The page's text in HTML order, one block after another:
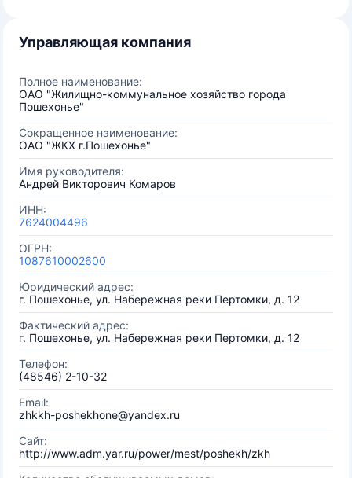
Управляющая компания
Полное наименование:
ОАО "Жилищно-коммунальное хозяйство города
Пошехонье"
Сокращенное наименование:
ОАО "ЖКХ г.Пошехонье"
Имя руководителя:
Андрей Викторович Комаров
ИНН:
7624004496
ОГРН:
1087610002600
Юридический адрес:
г. Пошехонье, ул. Набережная реки Пертомки, д. 12
Фактический адрес:
г. Пошехонье, ул. Набережная реки Пертомки, д. 12
Телефон:
(48546) 2-10-32
Email:
zhkkh-poshekhone@yandex.ru
Сайт:
http://www.adm.yar.ru/power/mest/poshekh/zkh